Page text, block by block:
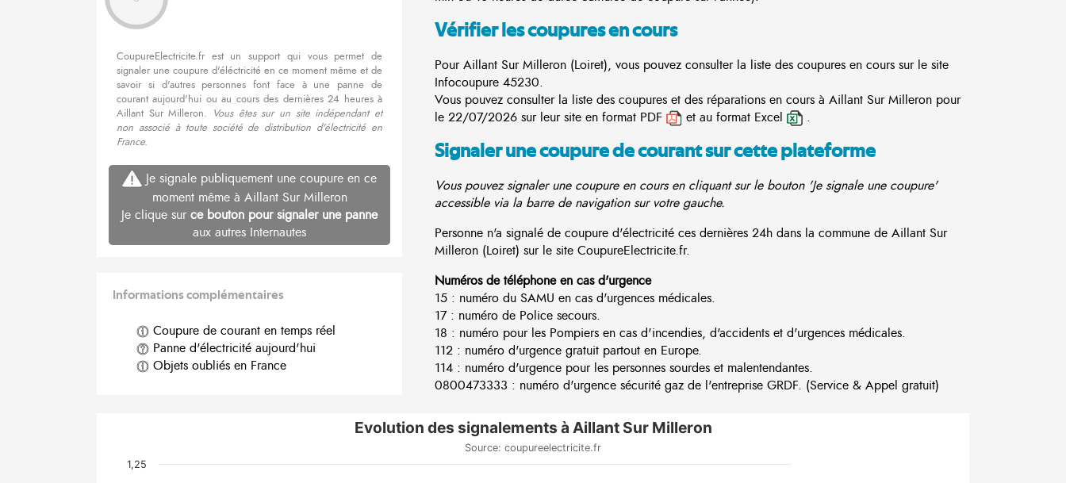
CoupureElectricite.fr est un support qui vous permet de
signaler une coupure d'éléctricité en ce moment même et de
savoir si d'autres personnes font face à une panne de
courant aujourd'hui ou au cours des dernières 24 heures à
Aillant Sur Milleron. Vous êtes sur un site indépendant et
non associé à toute société de distribution d'électricité en
France.
Je signale publiquement une coupure en ce
moment même à Aillant Sur Milleron
Je clique sur ce bouton pour signaler une panne
aux autres Internautes
Informations complémentaires
Coupure de courant en temps réel
Panne d'électricité aujourd'hui
Objets oubliés en France
Vérifier les coupures en cours
Pour Aillant Sur Milleron (Loiret), vous pouvez consulter la liste des coupures en cours sur le site
Infocoupure 45230.
Vous pouvez consulter la liste des coupures et des réparations en cours à Aillant Sur Milleron pour
le 22/07/2026 sur leur site en format PDF
et au format Excel .
Signaler une coupure de courant sur cette plateforme
Vous pouvez signaler une coupure en cours en cliquant sur le bouton 'Je signale une coupure'
accessible via la barre de navigation sur votre gauche.
Personne n'a signalé de coupure d'électricité ces dernières 24h dans la commune de Aillant Sur
Milleron (Loiret) sur le site CoupureElectricite.fr.
Numéros de téléphone en cas d'urgence
15 : numéro du SAMU en cas d'urgences médicales.
17 : numéro de Police secours.
18 : numéro pour les Pompiers en cas d'incendies, d'accidents et d'urgences médicales.
112 : numéro d'urgence gratuit partout en Europe.
114 : numéro d'urgence pour les personnes sourdes et malentendantes.
0800473333 : numéro d'urgence sécurité gaz de l'entreprise GRDF. (Service & Appel gratuit)
Evolution des signalements à Aillant Sur Milleron
Source: coupureelectricite.fr
1,25